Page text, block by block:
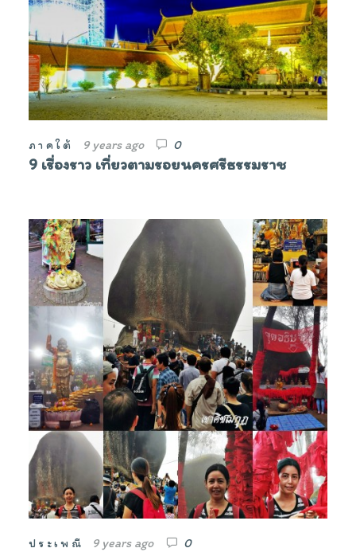
ภาคใต้ 9 years ago 0
9 เรื่องราว เที่ยวตามรอยนครศรีธรรมราช
ประเพณี 9 years ago 0